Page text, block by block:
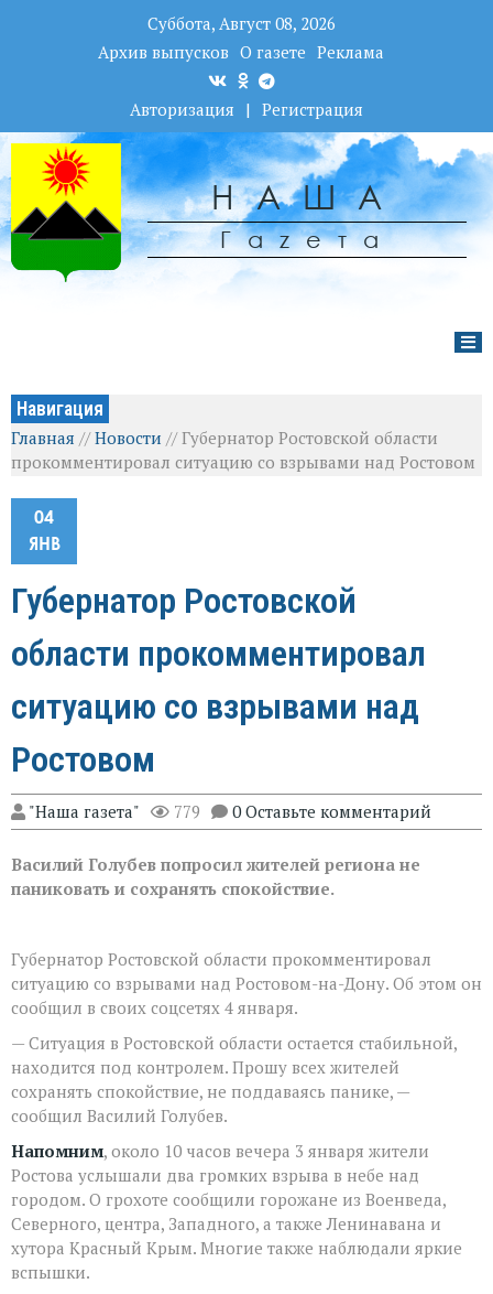
Суббота, Август 08, 2026
Архив выпусков О газете Реклама
Авторизация | Регистрация
НАША
Гаzета
Навигация
Главная //Новости //Губернатор Ростовской области
прокомментировал ситуацию со взрывами над Ростовом
04
ЯНВ
Губернатор Ростовской
области прокомментировал
ситуацию со взрывами над
Ростовом
"Наша газета" 779 0 Оставьте комментарий
Василий Голубев попросил жителей региона не
паниковать и сохранять спокойствие.
Губернатор Ростовской области прокомментировал
ситуацию со взрывами над Ростовом-на-Дону. Об этом он
сообщил в своих соцсетях 4 января.
— Ситуация в Ростовской области остается стабильной,
находится под контролем. Прошу всех жителей
сохранять спокойствие, не поддаваясь панике, —
сообщил Василий Голубев.
Напомним, около 10 часов вечера 3 января жители
Ростова услышали два громких взрыва в небе над
городом. О грохоте сообщили горожане из Военведа,
Северного, центра, Западного, а также Ленинавана и
хутора Красный Крым. Многие также наблюдали яркие
вспышки.